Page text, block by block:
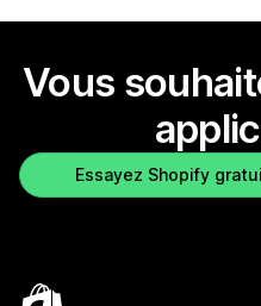
Vous
Essayez Shopify